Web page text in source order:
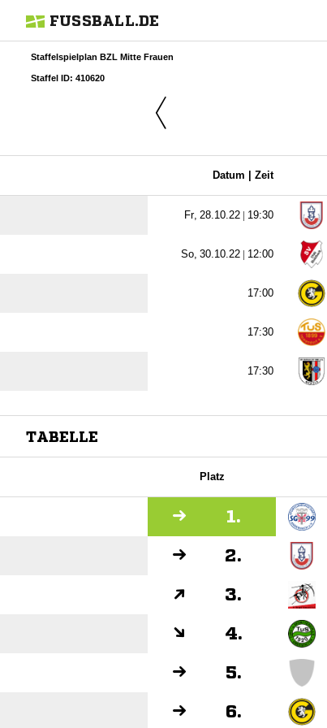
FUSSBALL.DE
Staffelspielplan BZL Mitte Frauen
Staffel ID: 410620
Datum | Zeit
  | 
  | 



TABELLE
Platz
1.
2.
3.
4.
5.
6.